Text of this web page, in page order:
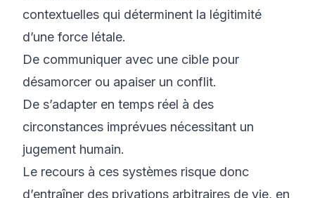
contextuelles qui déterminent la légitimité
d’une force létale.
De communiquer avec une cible pour
désamorcer ou apaiser un conflit.
De s’adapter en temps réel à des
circonstances imprévues nécessitant un
jugement humain.
Le recours à ces systèmes risque donc
d’entraîner des privations arbitraires de vie, en